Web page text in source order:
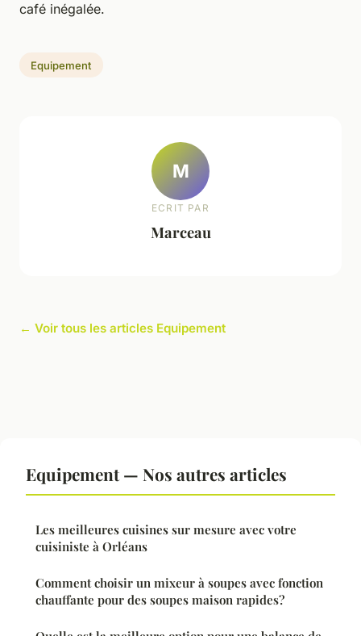
café inégalée.
Equipement
M
ECRIT PAR
Marceau
← Voir tous les articles Equipement
Equipement — Nos autres articles
Les meilleures cuisines sur mesure avec votre
cuisiniste à Orléans
Comment choisir un mixeur à soupes avec fonction
chauffante pour des soupes maison rapides?